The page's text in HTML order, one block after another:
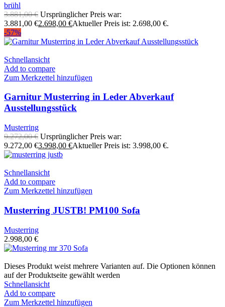
brühl
3.881,00€ Ursprünglicher Preis war:
3.881,00 €2.698,00 €Aktueller Preis ist: 2.698,00 €.
-57%
Schnellansicht
Add to compare
Zum Merkzettel hinzufügen
Garnitur Musterring in Leder Abverkauf
Ausstellungsstück
Musterring
9.272,00€ Ursprünglicher Preis war:
9.272,00 €3.998,00 €Aktueller Preis ist: 3.998,00 €.
Schnellansicht
Add to compare
Zum Merkzettel hinzufügen
Musterring JUSTB! PM100 Sofa
Musterring
2.998,00 €
Dieses Produkt weist mehrere Varianten auf. Die Optionen können
auf der Produktseite gewählt werden
Schnellansicht
Add to compare
Zum Merkzettel hinzufügen